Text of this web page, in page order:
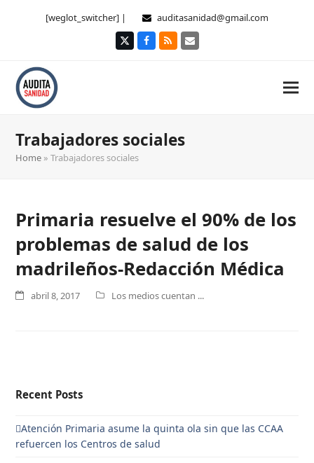
[weglot_switcher] | auditasanidad@gmail.com
TwitterFacebook
RSS Correo
Trabajadores sociales
Home »Trabajadores sociales
Primaria resuelve el 90% de los
problemas de salud de los
madrileños-Redacción Médica
abril 8, 2017 Los medios cuentan ...
Recent Posts
Atención Primaria asume la quinta ola sin que las CCAA
refuercen los Centros de salud